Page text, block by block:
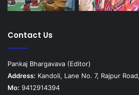
Contact Us
Pankaj Bhargavava (Editor)
Address: Kandoli, Lane No. 7, Rajpur
Mo: 9412914394